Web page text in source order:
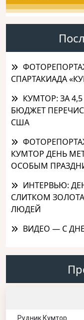
СПАРТАКИАДА
КУМТОР: ЗА
БЮДЖЕТ
США
КУМТОР ДЕНЬ
ОСОБЫМ
ИНТЕРВЬЮ:
СЛИТКОМ
ЛЮДЕЙ
ВИДЕО — С
Рудник Кумтор